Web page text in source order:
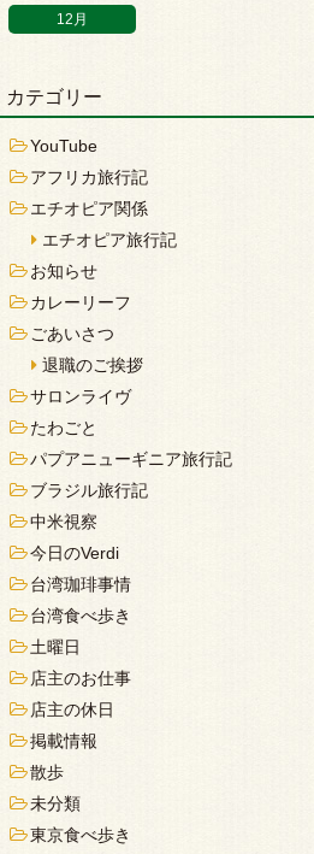
12月
カテゴリー
YouTube
アフリカ旅行記
エチオピア関係
エチオピア旅行記
お知らせ
カレーリーフ
ごあいさつ
退職のご挨拶
サロンライヴ
たわごと
パプアニューギニア旅行記
ブラジル旅行記
中米視察
今日のVerdi
台湾珈琲事情
台湾食べ歩き
土曜日
店主のお仕事
店主の休日
掲載情報
散歩
未分類
東京食べ歩き